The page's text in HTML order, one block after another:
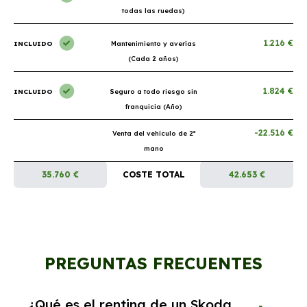
todas las ruedas)
INCLUIDO
Mantenimiento y averías
(Cada 2 años)
1.216 €
INCLUIDO
Seguro a todo riesgo sin
franquicia (Año)
1.824 €
Venta del vehículo de 2ª
mano
-22.516 €
35.760 € COSTE TOTAL 42.653 €
PREGUNTAS FRECUENTES